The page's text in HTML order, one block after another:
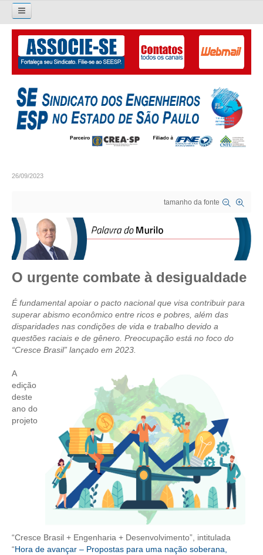
Pesquisar...
O SINDICATO
APRESENTAÇÃO
PALAVRA DO PRESIDENTE
GALERIA EX-PRESIDENTES
ORGANOGRAMA
CRESCE BRASIL
CONSELHO TECNOLÓGICO
HISTÓRICO E ATUAÇÃO
CONSELHOS ASSESSORES
PERSONALIDADES DA TECNOLOGIA
NÚCLEO DA MULHER ENGENHEIRA
TRANSPARÊNCIA
CONSULTORIA
ACORDOS, CONVENÇÕES E DISSÍDIOS
CONTRIBUIÇÕES
26/09/2023
tamanho da fonte
O urgente combate à desigualdade
É fundamental apoiar o pacto nacional que visa contribuir para
superar abismo econômico entre ricos e pobres, além das
disparidades nas condições de vida e trabalho devido a
questões raciais e de gênero. Preocupação está no foco do
“Cresce Brasil” lançado em 2023.
A
edição
deste
ano do
projeto
“Cresce Brasil + Engenharia + Desenvolvimento”, intitulada
“Hora de avançar – Propostas para uma nação soberana,